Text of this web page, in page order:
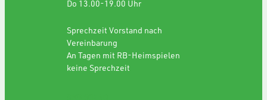
Do 13.00-19.00 Uhr
Sprechzeit Vorstand nach
Vereinbarung
An Tagen mit RB-Heimspielen
keine Sprechzeit